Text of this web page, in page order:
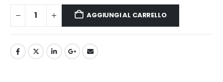
AGGIUNGI AL CARRELLO